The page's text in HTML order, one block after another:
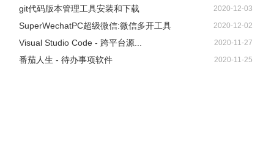
git代码版本管理工具安装和下载 2020-12-03
SuperWechatPC超级微信:微信多开工具 2020-12-02
Visual Studio Code - 跨平台源... 2020-11-27
番茄人生 - 待办事项软件 2020-11-25